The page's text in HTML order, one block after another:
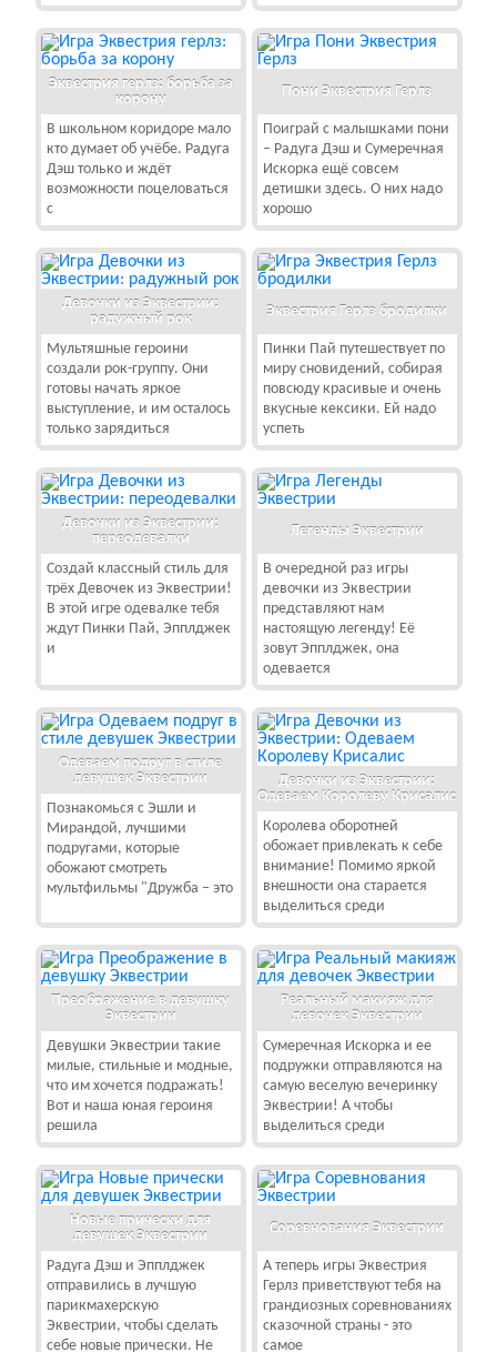
Эквестрия герлз: борьба за
корону
В школьном коридоре мало
кто думает об учёбе. Радуга
Дэш только и ждёт
возможности поцеловаться
с
Пони Эквестрия Герлз
Поиграй с малышками пони
– Радуга Дэш и Сумеречная
Искорка ещё совсем
детишки здесь. О них надо
хорошо
Девочки из Эквестрии:
радужный рок
Мультяшные героини
создали рок-группу. Они
готовы начать яркое
выступление, и им осталось
только зарядиться
Эквестрия Герлз бродилки
Пинки Пай путешествует по
миру сновидений, собирая
повсюду красивые и очень
вкусные кексики. Ей надо
успеть
Девочки из Эквестрии:
переодевалки
Создай классный стиль для
трёх Девочек из Эквестрии!
В этой игре одевалке тебя
ждут Пинки Пай, Эпплджек
и
Легенды Эквестрии
В очередной раз игры
девочки из Эквестрии
представляют нам
настоящую легенду! Её
зовут Эпплджек, она
одевается
Одеваем подруг в стиле
девушек Эквестрии
Познакомься с Эшли и
Мирандой, лучшими
подругами, которые
обожают смотреть
мультфильмы "Дружба – это
Девочки из Эквестрии:
Одеваем Королеву Крисалис
Королева оборотней
обожает привлекать к себе
внимание! Помимо яркой
внешности она старается
выделиться среди
Преображение в девушку
Эквестрии
Девушки Эквестрии такие
милые, стильные и модные,
что им хочется подражать!
Вот и наша юная героиня
решила
Реальный макияж для
девочек Эквестрии
Сумеречная Искорка и ее
подружки отправляются на
самую веселую вечеринку
Эквестрии! А чтобы
выделиться среди
Новые прически для
девушек Эквестрии
Радуга Дэш и Эпплджек
отправились в лучшую
парикмахерскую
Эквестрии, чтобы сделать
себе новые прически. Не
Соревнования Эквестрии
А теперь игры Эквестрия
Герлз приветствуют тебя на
грандиозных соревнованиях
сказочной страны - это
самое